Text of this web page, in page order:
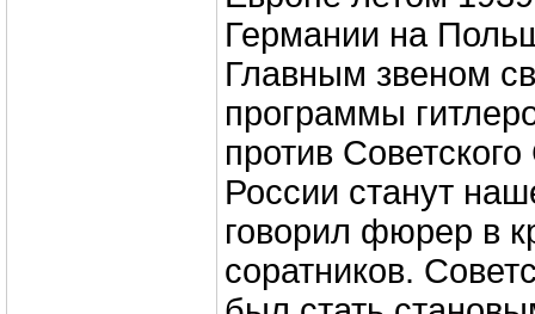
Германии на
Главным звеном
программы
против
России станут
говорил фюрер в
соратников.